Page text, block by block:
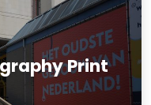
Print